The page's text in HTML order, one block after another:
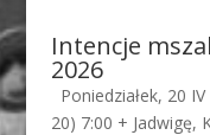
Intencje
2026
Poniedziałek, 20
20) 7:00 + Jadwigę,